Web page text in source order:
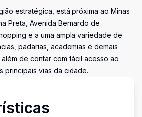
estratégica, está próxima ao Minas
Preta, Avenida Bernardo de
e a uma ampla variedade de
padarias, academias e demais
de contar com fácil acesso ao
principais vias da cidade.